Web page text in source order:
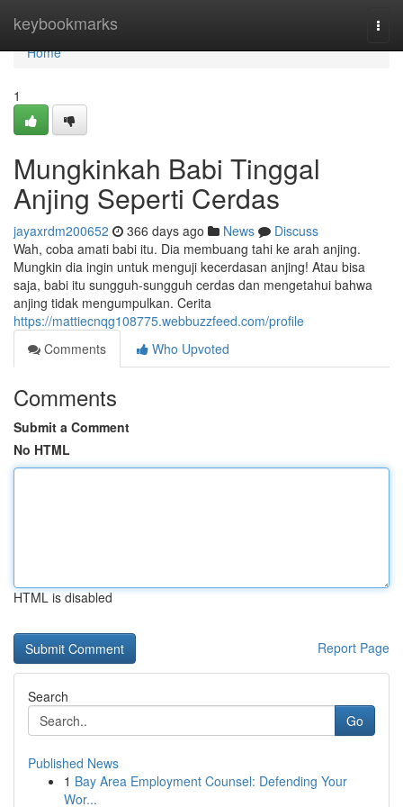
keybookmarks
Home
Home
1
Mungkinkah Babi Tinggal
Anjing Seperti Cerdas
jayaxrdm200652 366 days ago News
Discuss
Wah, coba amati babi itu. Dia membuang tahi ke arah anjing.
Mungkin dia ingin untuk menguji kecerdasan anjing! Atau bisa
saja, babi itu sungguh-sungguh cerdas dan mengetahui bahwa
anjing tidak mengumpulkan. Cerita
https://mattiecnqg108775.webbuzzfeed.com/profile
Comments
Who Upvoted
Comments
Submit a Comment
No HTML
HTML is disabled
Report Page
Search
Go
Published News
1 Bay Area Employment Counsel: Defending Your
Wor...